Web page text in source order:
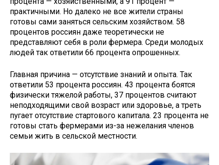
практичными. Но далеко не все жители страны
готовы сами заняться сельским хозяйством. 58
процентов россиян даже теоретически не
представляют себя в роли фермера. Среди молодых
людей так ответили 66 процента опрошенных.
Главная причина — отсутствие знаний и опыта. Так
ответили 53 процента россиян. 43 процента боятся
физически тяжелой работы, 37 процентов считают
неподходящими свой возраст или здоровье, а треть
пугает отсутствие стартового капитала. 23 процента не
готовы стать фермерами из-за нежелания членов
семьи жить в сельской местности.